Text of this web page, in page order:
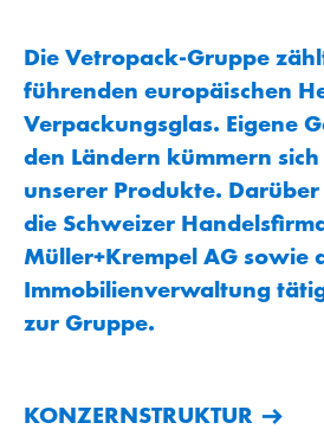
Die Vetropack-Gruppe
führenden europäischen
Verpackungsglas. Eigene
den Ländern kümmern
unserer Produkte.
die Schweizer
Müller+Krempel AG sowie
Immobilienverwaltung
zur Gruppe.
KONZERNSTRUKTUR